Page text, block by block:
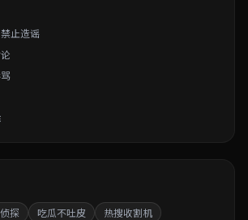
止造谣
探 吃瓜不吐皮
热搜收割机